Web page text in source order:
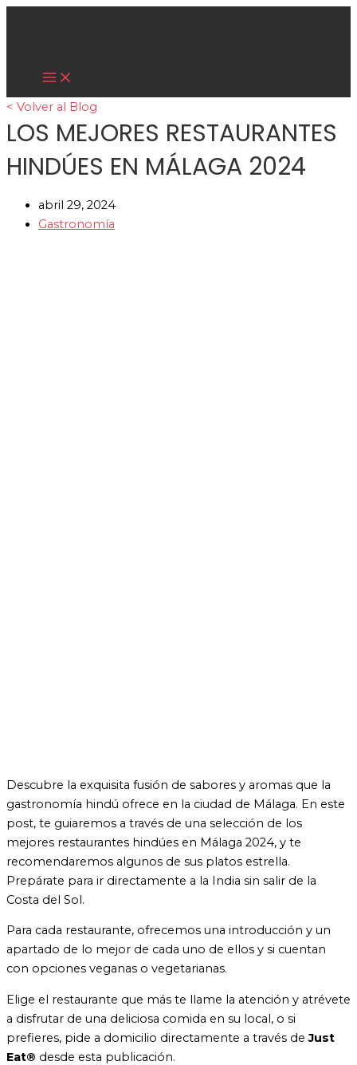
Ir
Main
< Volver al Blog
LOS MEJORES RESTAURANTES
HINDÚES EN MÁLAGA 2024
abril 29, 2024
Gastronomía
Descubre la exquisita fusión de sabores y aromas que la
gastronomía hindú ofrece en la ciudad de Málaga. En este
post, te guiaremos a través de una selección de los
mejores restaurantes hindúes en Málaga 2024, y te
recomendaremos algunos de sus platos estrella.
Prepárate para ir directamente a la India sin salir de la
Costa del Sol.
Para cada restaurante, ofrecemos una introducción y un
apartado de lo mejor de cada uno de ellos y si cuentan
con opciones veganas o vegetarianas.
Elige el restaurante que más te llame la atención y atrévete
a disfrutar de una deliciosa comida en su local, o si
prefieres, pide a domicilio directamente a través deJust
Eat® desde esta publicación.